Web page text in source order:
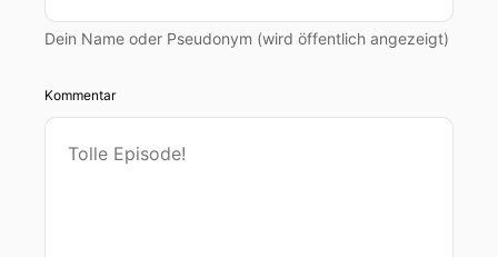
Dein Name oder Pseudonym (wird öffentlich angezeigt)
Kommentar